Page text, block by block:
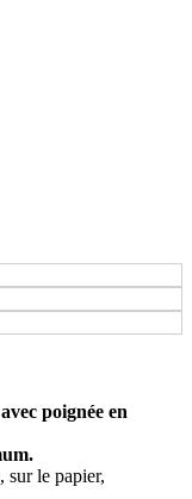
poignée en
sur le papier,